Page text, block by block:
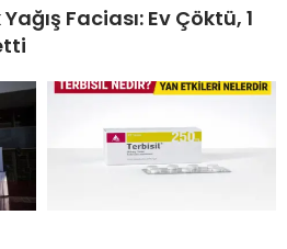
Faciası: Ev Çöktü, 1